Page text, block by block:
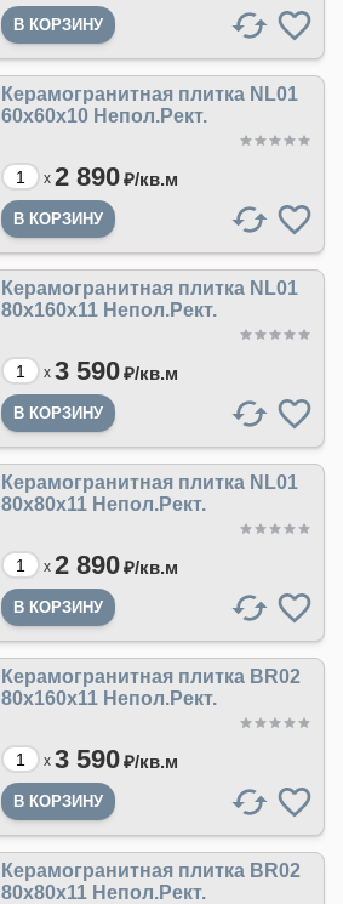
Керамогранитная плитка NL01
60x60x10 Непол.Рект.
x 2 890₽/кв.м
Керамогранитная плитка NL01
80x160x11 Непол.Рект.
x 3 590₽/кв.м
Керамогранитная плитка NL01
80x80x11 Непол.Рект.
x 2 890₽/кв.м
Керамогранитная плитка BR02
80x160x11 Непол.Рект.
x 3 590₽/кв.м
Керамогранитная плитка BR02
80x80x11 Непол.Рект.